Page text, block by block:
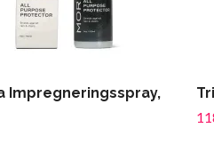
Impregneringsspray,